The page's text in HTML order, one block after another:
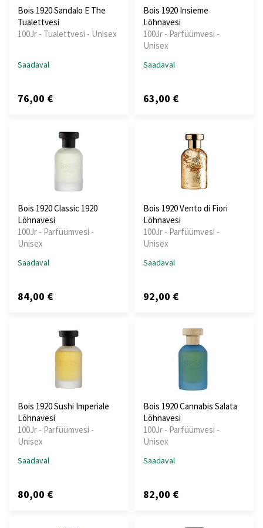
Bois 1920 Sandalo E The
Tualettvesi
100Jr - Tualettvesi - Unisex
Saadaval
76,00 €
Bois 1920 Insieme
Lõhnavesi
100Jr - Parfüümvesi -
Unisex
Saadaval
63,00 €
Bois 1920 Classic 1920
Lõhnavesi
100Jr - Parfüümvesi -
Unisex
Saadaval
84,00 €
Bois 1920 Vento di Fiori
Lõhnavesi
100Jr - Parfüümvesi -
Unisex
Saadaval
92,00 €
Bois 1920 Sushi Imperiale
Lõhnavesi
100Jr - Parfüümvesi -
Unisex
Saadaval
80,00 €
Bois 1920 Cannabis Salata
Lõhnavesi
100Jr - Parfüümvesi -
Unisex
Saadaval
82,00 €